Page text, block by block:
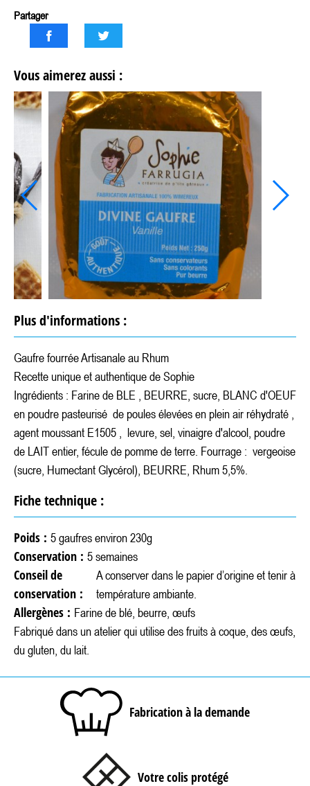
Partager
Vous aimerez aussi :
Plus d'informations :
Gaufre fourrée Artisanale au Rhum
Recette unique et authentique de Sophie
Ingrédients : Farine de BLE , BEURRE, sucre, BLANC d'OEUF
en poudre pasteurisé de poules élevées en plein air réhydraté ,
agent moussant E1505 , levure, sel, vinaigre d'alcool, poudre
de LAIT entier, fécule de pomme de terre. Fourrage : vergeoise
(sucre, Humectant Glycérol), BEURRE, Rhum 5,5%.
Fiche technique :
Poids : 5 gaufres environ 230g
Conservation : 5 semaines
Conseil de
conservation :
A conserver dans le papier d’origine et tenir à
température ambiante.
Allergènes : Farine de blé, beurre, œufs
Fabriqué dans un atelier qui utilise des fruits à coque, des œufs,
du gluten, du lait.
Fabrication à la demande
Votre colis protégé